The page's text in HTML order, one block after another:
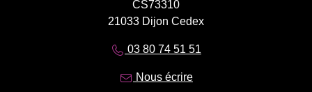
CS73310
21033 Dijon Cedex
03 80 74 51 51
Nous écrire